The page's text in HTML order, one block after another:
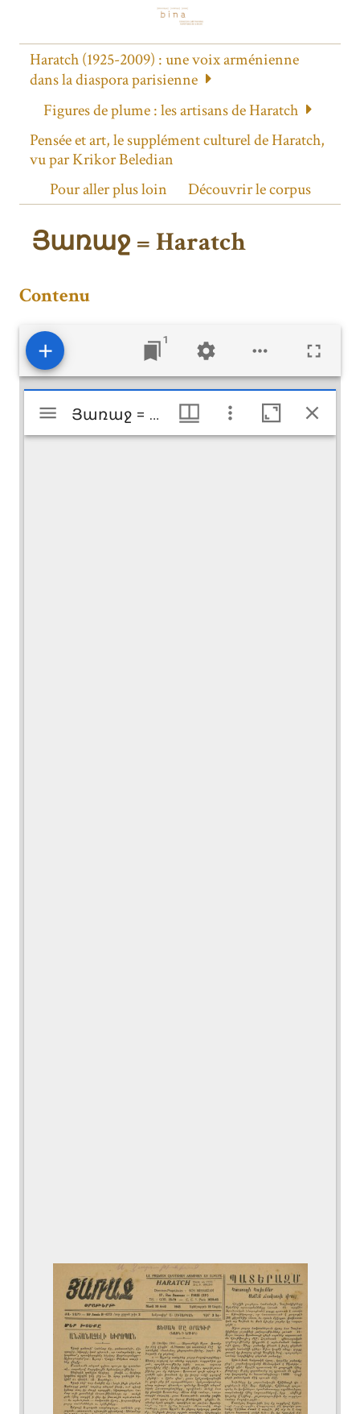
Haratch (1925-2009) : une voix arménienne
dans la diaspora parisienne
Figures de plume : les artisans de Haratch
Pensée et art, le supplément culturel de Haratch,
vu par Krikor Beledian
Pour aller plus loin
Découvrir le corpus
Յառաջ = Haratch
Contenu
1
Mirador
viewer
Յառաջ = Haratch
Յառաջ = Haratch